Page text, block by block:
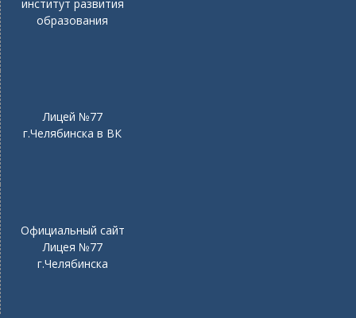
институт развития
образования
Лицей №77
г.Челябинска в ВК
Официальный сайт
Лицея №77
г.Челябинска